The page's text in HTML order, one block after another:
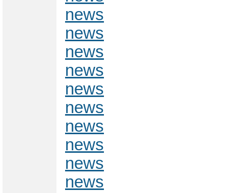
news
news
news
news
news
news
news
news
news
news